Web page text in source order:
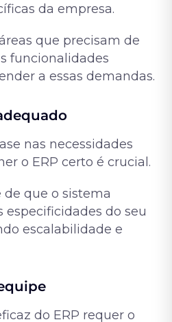
da empresa.
que precisam de
funcionalidades
a essas demandas.
nas necessidades
o ERP certo é crucial.
que o sistema
especificidades do seu
escalabilidade e
do ERP requer o